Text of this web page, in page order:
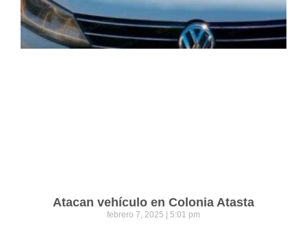
Atacan vehículo en Colonia Atasta
febrero 7, 2025 5:01 pm